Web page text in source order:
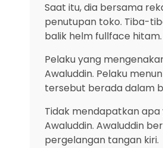
Saat itu, dia bersama
penutupan toko. Tiba-
balik helm fullface hitam.
Pelaku yang
Awaluddin. Pelaku
tersebut berada dalam
Tidak mendapatkan apa
Awaluddin. Awaluddin
pergelangan tangan kiri.